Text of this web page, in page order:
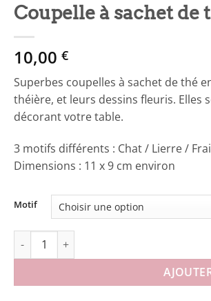
Coupelle à sachet de
10,00 €
Superbes coupelles à sachet de thé
théière, et leurs dessins fleuris.
décorant votre table.
3 motifs différents : Chat / Lierre /
Dimensions : 11 x 9 cm environ
Motif
quantité de Coupelle à sachet de thé